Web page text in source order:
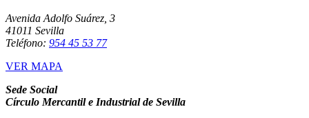
Avenida Adolfo Suárez, 3
41011 Sevilla
Teléfono: 954 45 53 77
VER MAPA
Sede Social
Círculo Mercantil e Industrial de Sevilla